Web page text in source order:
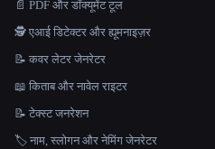
📄 PDF और डॉक्यूमेंट टूल
🕵️ एआई डिटेक्टर और ह्यूमनाइज़र
📝 कवर लेटर जेनरेटर
📖 किताब और नावेल राइटर
📝 टेक्स्ट जनरेशन
🏷️ नाम, स्लोगन और नेमिंग जेनरेटर